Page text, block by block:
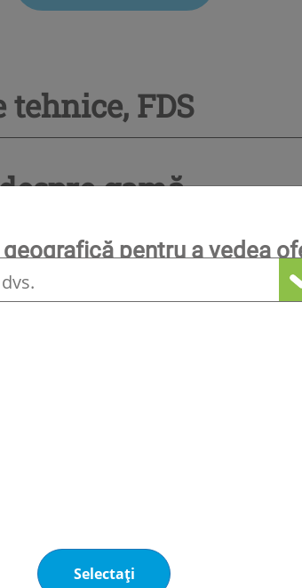
pentru a vedea
Selectați
tehnice, FDS
gamă
care v-ar putea interesa